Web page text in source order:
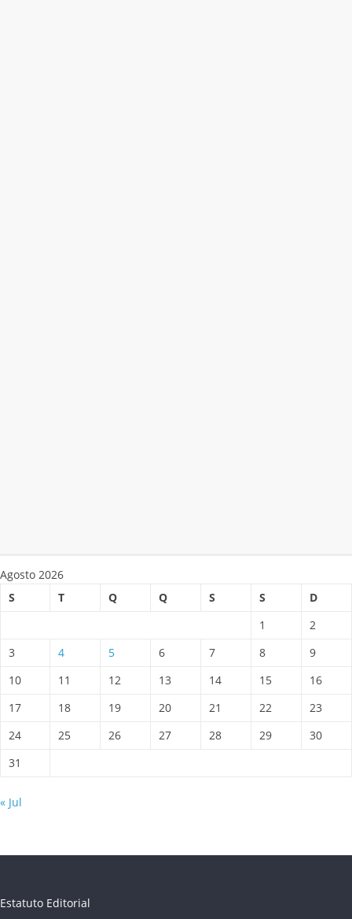
Agosto 2026
S
T Q Q S S
D
1
2
3
4 5 6 7 8
9
10
11 12 13 14 15
16
17
18 19 20 21 22
23
24
25 26 27 28 29
30
31
« Jul
Estatuto Editorial